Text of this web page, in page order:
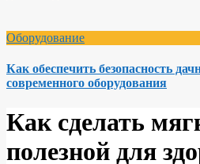
Оборудование
Как обеспечить безопасность
современного оборудования
Как сделать
полезной для